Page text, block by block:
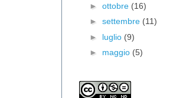
► ottobre (16)
► settembre (11)
► luglio (9)
► maggio (5)